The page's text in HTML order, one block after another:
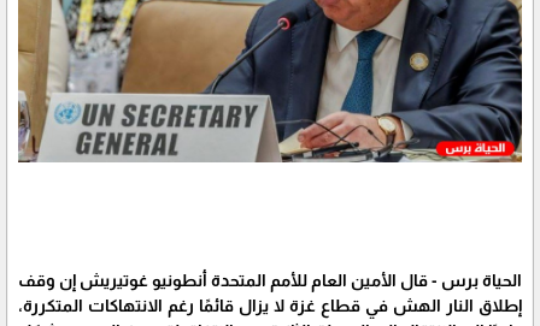
الحياة برس - قال الأمين العام للأمم المتحدة أنطونيو غوتيريش إن وقف
إطلاق النار الهش في قطاع غزة لا يزال قائمًا رغم الانتهاكات المتكررة،